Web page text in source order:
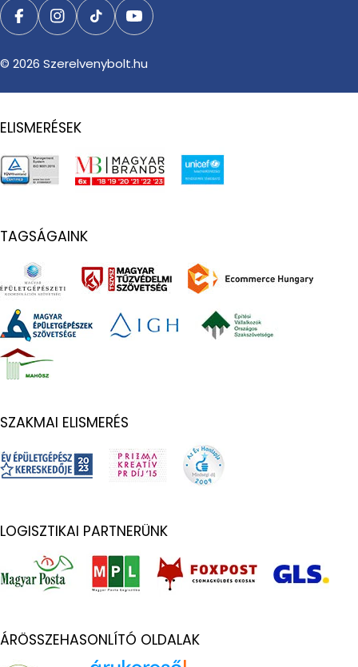
FacebookInstagram
TikTokYouTube
© 2026 Szerelvenybolt.hu
ELISMERÉSEK
TAGSÁGAINK
SZAKMAI ELISMERÉS
LOGISZTIKAI PARTNERÜNK
ÁRÖSSZEHASONLÍTÓ OLDALAK